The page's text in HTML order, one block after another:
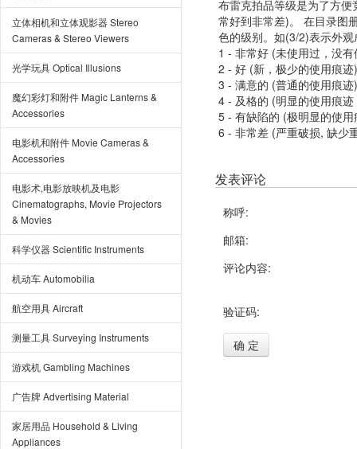
立体相机和立体观影器 Stereo
Cameras & Stereo Viewers
光学玩具 Optical Illusions
魔幻彩灯和附件 Magic Lanterns &
Accessories
电影机和附件 Movie Cameras &
Accessories
电影术,电影放映机及电影
Cinematographs, Movie Projectors
& Movies
科学仪器 Scientific Instruments
机动车 Automobilia
航空用具 Aircraft
测量工具 Surveying Instruments
游戏机 Gambling Machines
广告牌 Advertising Material
家居用品 Household & Living
Appliances
布雷克拍品等级是为了方
常好到非常差)。 在目录图
色的级别。如(3/2)表示外
1 - 非常好 (未使用过，没
2 - 好 (新，极少的使用痕迹)
3 - 满意的 (普通的使用痕迹)
4 - 及格的 (明显的使用痕
5 - 有缺陷的 (极明显的使
6 - 非常差 (严重破损, 缺少
发表评论
称呼:
邮箱:
评论内容:
验证码:
确 定